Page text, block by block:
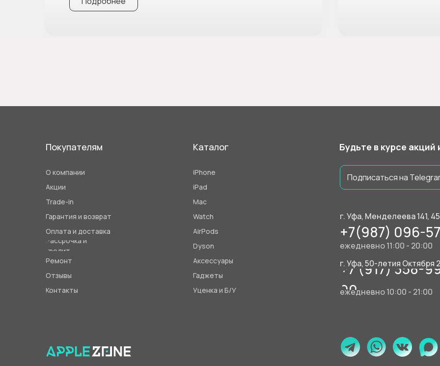
О компании
Будьте в курсе акций
Акции
Trade-in
Гарантия и возврат
Оплата и доставка
г. Уфа, Менделеева 141,
Рассрочка и
кредит
+7(987) 096-
Ремонт г. Уфа, 50-летия Октября
Отзывы
+7 (917) 358-
90
Контакты ежедневно 10:00 - 21:00
Покупателям
iPhone
iPad
Mac
Watch
AirPods
Каталог
Подписаться на
Аксессуары
Гаджеты
Уценка и Б/У
Dyson ежедневно 11:00 - 20:00